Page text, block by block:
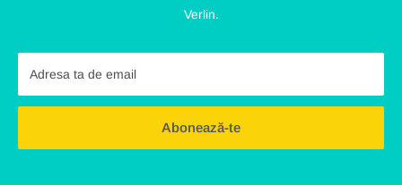
Verlin.
Adresa ta de email
Abonează-te